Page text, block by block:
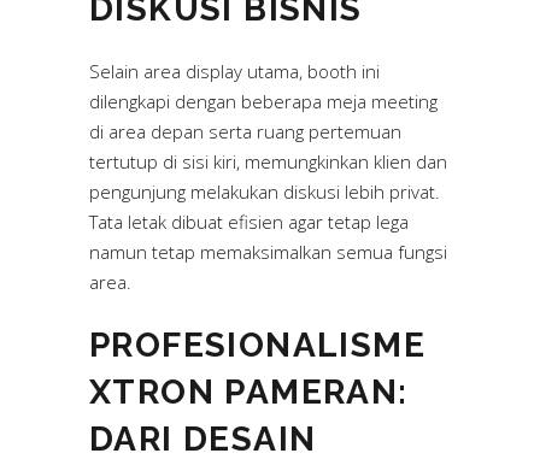
DISKUSI BISNIS
Selain area display utama, booth ini
dilengkapi dengan beberapa meja meeting
di area depan serta ruang pertemuan
tertutup di sisi kiri, memungkinkan klien dan
pengunjung melakukan diskusi lebih privat.
Tata letak dibuat efisien agar tetap lega
namun tetap memaksimalkan semua fungsi
area.
PROFESIONALISME
XTRON PAMERAN:
DARI DESAIN